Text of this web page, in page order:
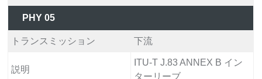
PHY 05
トランスミッション 下流
説明
ITU-T J.83 ANNEX B イン
ターリーブ